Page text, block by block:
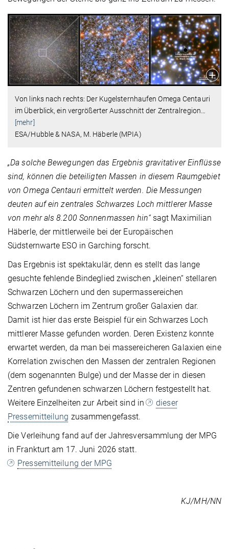
Von links nach rechts: Der Kugelsternhaufen Omega Centauri
im Überblick, ein vergrößerter Ausschnitt der Zentralregion…
[mehr]
ESA/Hubble & NASA, M. Häberle (MPIA)
„Da solche Bewegungen das Ergebnis gravitativer Einflüsse
sind, können die beteiligten Massen in diesem Raumgebiet
von Omega Centauri ermittelt werden. Die Messungen
deuten auf ein zentrales Schwarzes Loch mittlerer Masse
von mehr als 8.200 Sonnenmassen hin“ sagt Maximilian
Häberle, der mittlerweile bei der Europäischen
Südsternwarte ESO in Garching forscht.
Das Ergebnis ist spektakulär, denn es stellt das lange
gesuchte fehlende Bindeglied zwischen „kleinen“ stellaren
Schwarzen Löchern und den supermassereichen
Schwarzen Löchern im Zentrum großer Galaxien dar.
Damit ist hier das erste Beispiel für ein Schwarzes Loch
mittlerer Masse gefunden worden. Deren Existenz konnte
erwartet werden, da man bei massereicheren Galaxien eine
Korrelation zwischen den Massen der zentralen Regionen
(dem sogenannten Bulge) und der Masse der in diesen
Zentren gefundenen schwarzen Löchern festgestellt hat.
Weitere Einzelheiten zur Arbeit sind in
dieser
Pressemitteilung zusammengefasst.
Die Verleihung fand auf der Jahresversammlung der MPG
in Frankturt am 17. Juni 2026 statt.
Pressemitteilung der MPG
KJ/MH/NN